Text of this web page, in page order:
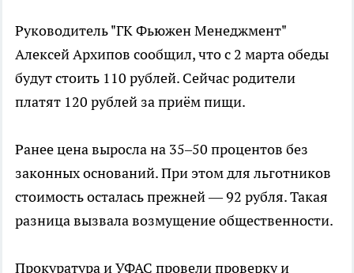
Руководитель "ГК Фьюжен Менеджмент"
Алексей Архипов сообщил, что с 2 марта обеды
будут стоить 110 рублей. Сейчас родители
платят 120 рублей за приём пищи.
Ранее цена выросла на 35–50 процентов без
законных оснований. При этом для льготников
стоимость осталась прежней — 92 рубля. Такая
разница вызвала возмущение общественности.
Прокуратура и УФАС провели проверку и